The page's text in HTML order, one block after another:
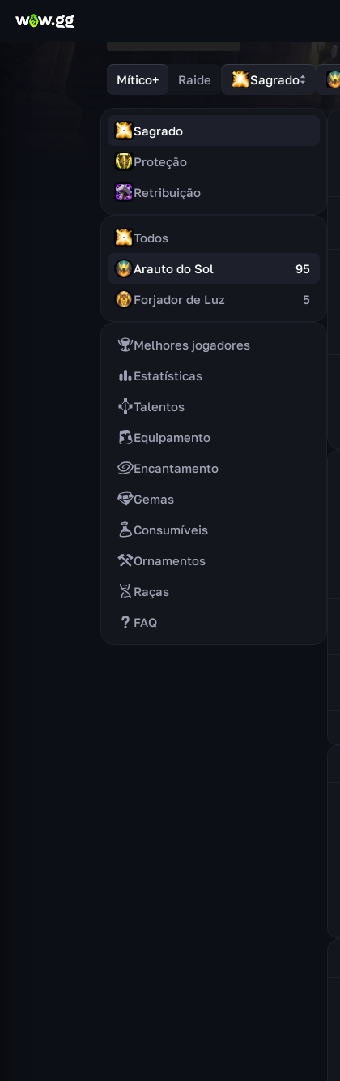
Mítico+ Raide Sagrado
Sagrado
Proteção
Retribuição
Todos
Arauto do Sol 95
Forjador de Luz 5
Melhores jogadores
Estatísticas
Talentos
Equipamento
Encantamento
Gemas
Consumíveis
Ornamentos
Raças
FAQ